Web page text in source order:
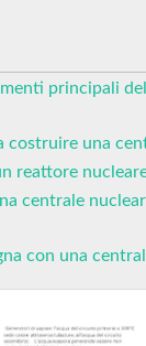
principali
costruire una
reattore
centrale
con una